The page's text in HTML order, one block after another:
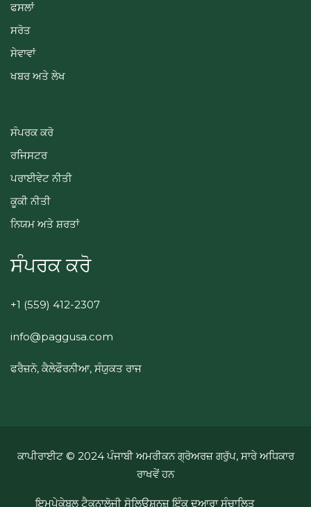
ਫਸਲਾਂ
ਸਰੋਤ
ਸੇਵਾਵਾਂ
ਖਬਰ ਅਤੇ ਲੇਖ
ਸੰਪਰਕ ਕਰੋ
ਰਜਿਸਟਰ
ਪਰਾਈਵੇਟ ਨੀਤੀ
ਕੂਕੀ ਨੀਤੀ
ਨਿਯਮ ਅਤੇ ਸ਼ਰਤਾਂ
ਸੰਪਰਕ ਕਰੋ
+1 (559) 412-2307
info@paggusa.com
ਫਰੈਜ਼ਨੋ, ਕੈਲੇਫੌਰਨੀਆ, ਸੰਯੁਕਤ ਰਾਜ
ਕਾਪੀਰਾਈਟ © 2024 ਪੰਜਾਬੀ ਅਮਰੀਕਨ ਗ੍ਰੋਅਰਜ਼ ਗਰੁੱਪ, ਸਾਰੇ ਅਧਿਕਾਰ
ਰਾਖਵੇਂ ਹਨ
ਇਮਪੇਕੇਬਲ ਟੈਕਨਾਲੋਜੀ ਸੋਲਿਊਸ਼ਨਜ਼ ਇੰਕ ਦੁਆਰਾ ਸੰਚਾਲਿਤ